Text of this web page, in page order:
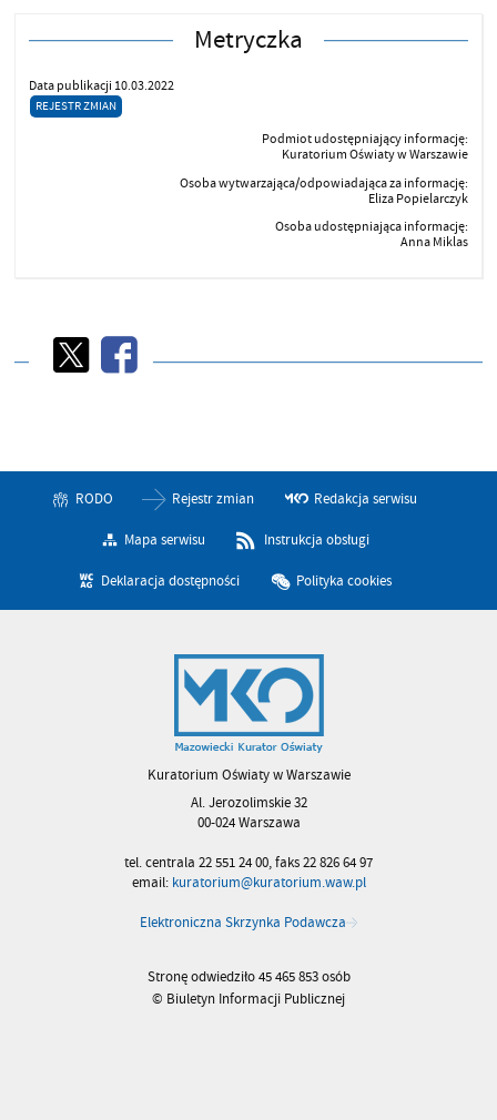
Metryczka
Data publikacji 10.03.2022
REJESTR ZMIAN
Podmiot udostępniający informację:
Kuratorium Oświaty w Warszawie
Osoba wytwarzająca/odpowiadająca za informację:
Eliza Popielarczyk
Osoba udostępniająca informację:
Anna Miklas
RODO Rejestr zmian Redakcja serwisu
Mapa serwisu Instrukcja obsługi
Deklaracja dostępności Polityka cookies
Kuratorium Oświaty w Warszawie
Al. Jerozolimskie 32
00-024 Warszawa
tel. centrala 22 551 24 00, faks 22 826 64 97
email: kuratorium@kuratorium.waw.pl
Elektroniczna Skrzynka Podawcza
Stronę odwiedziło 45 465 853 osób
© Biuletyn Informacji Publicznej